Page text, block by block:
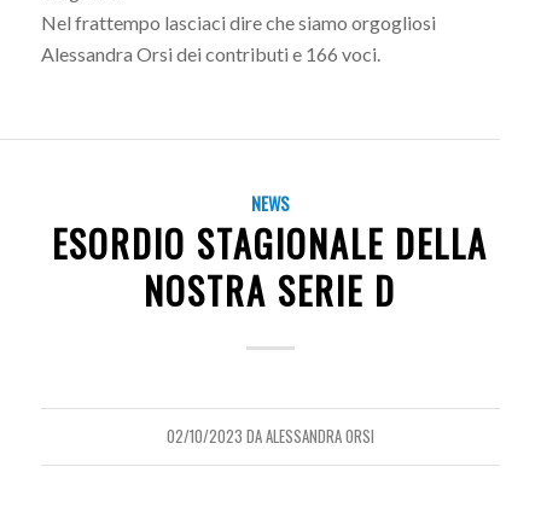
Nel frattempo lasciaci dire che siamo orgogliosi
Alessandra Orsi dei contributi e 166 voci.
NEWS
ESORDIO STAGIONALE DELLA
NOSTRA SERIE D
02/10/2023 DAALESSANDRA ORSI